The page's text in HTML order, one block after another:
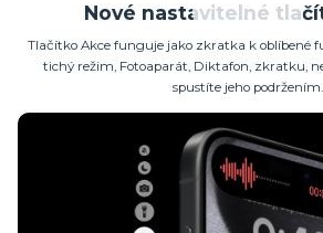
Nové nastavitelné
Tlačítko Akce funguje jako zkratka k oblíbené
tichý režim, Fotoaparát, Diktafon, zkratku,
spustíte jeho podržením.